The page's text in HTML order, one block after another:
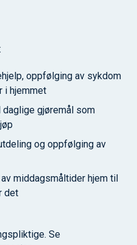
oppfølging av sykdom
i hjemmet
gjøremål som
og oppfølging av
middagsmåltider hjem til
det
Se